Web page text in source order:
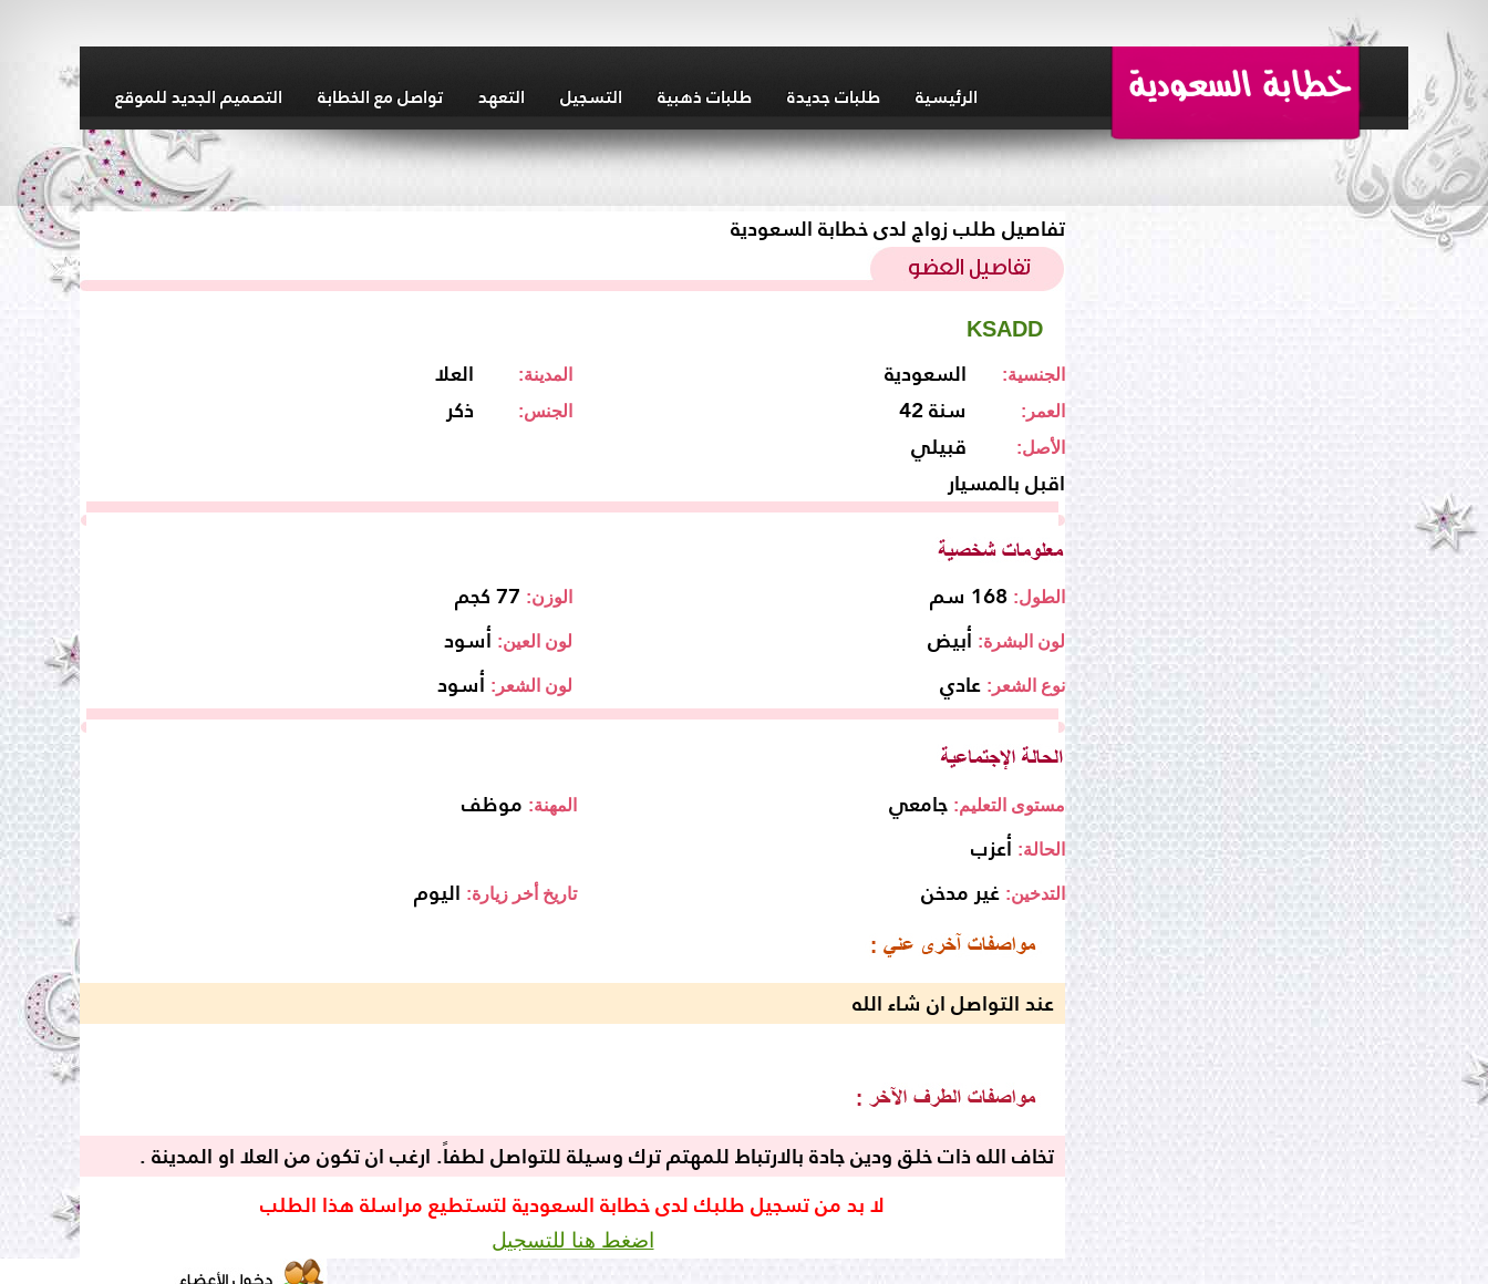
الرئيسية طلبات جديدة طلبات ذهبية التسجيل التعهد تواصل مع الخطابة التصميم الجديد للموقع
تفاصيل طلب زواج لدى خطابة السعودية
KSADD
العلا المدينة: السعودية الجنسية:
ذكر الجنس: 42 سنة العمر:
قبيلي الأصل:
اقبل بالمسيار
الوزن: 77 كجم الطول: 168 سم
لون العين: أسود لون البشرة: أبيض
لون الشعر: أسود نوع الشعر: عادي
المهنة: موظف مستوى التعليم: جامعي
الحالة: أعزب
تاريخ أخر زيارة: اليوم التدخين: غير مدخن
عند التواصل ان شاء الله
تخاف الله ذات خلق ودين جادة بالارتباط للمهتم ترك وسيلة للتواصل لطفاً. ارغب ان تكون من العلا او المدينة .
لا بد من تسجيل طلبك لدى خطابة السعودية لتستطيع مراسلة هذا الطلب
اضغط هنا للتسجيل